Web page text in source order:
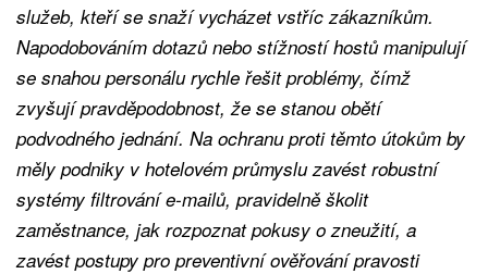
služeb, kteří se snaží vycházet vstříc zákazníkům.
Napodobováním dotazů nebo stížností hostů manipulují
se snahou personálu rychle řešit problémy, čímž
zvyšují pravděpodobnost, že se stanou obětí
podvodného jednání. Na ochranu proti těmto útokům by
měly podniky v hotelovém průmyslu zavést robustní
systémy filtrování e-mailů, pravidelně školit
zaměstnance, jak rozpoznat pokusy o zneužití, a
zavést postupy pro preventivní ověřování pravosti